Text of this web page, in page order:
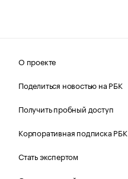
О проекте
Поделиться новостью на РБК
Получить пробный доступ
Корпоративная подписка РБК
Стать экспертом